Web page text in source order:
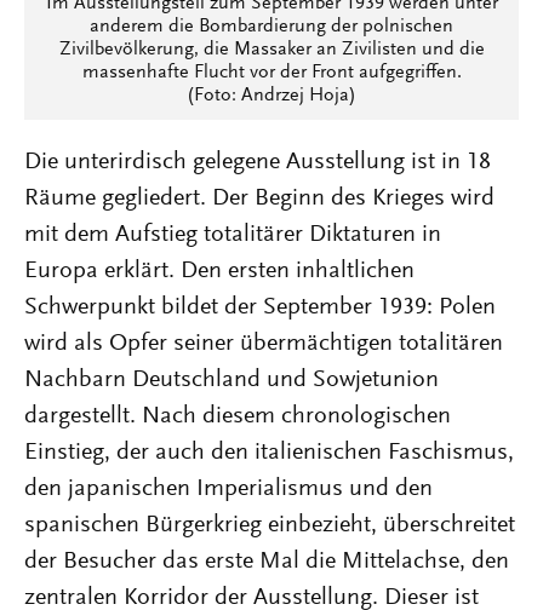
Im Ausstellungsteil zum September 1939 werden unter
anderem die Bombardierung der polnischen
Zivilbevölkerung, die Massaker an Zivilisten und die
massenhafte Flucht vor der Front aufgegriffen.
(Foto: Andrzej Hoja)
Die unterirdisch gelegene Ausstellung ist in 18
Räume gegliedert. Der Beginn des Krieges wird
mit dem Aufstieg totalitärer Diktaturen in
Europa erklärt. Den ersten inhaltlichen
Schwerpunkt bildet der September 1939: Polen
wird als Opfer seiner übermächtigen totalitären
Nachbarn Deutschland und Sowjetunion
dargestellt. Nach diesem chronologischen
Einstieg, der auch den italienischen Faschismus,
den japanischen Imperialismus und den
spanischen Bürgerkrieg einbezieht, überschreitet
der Besucher das erste Mal die Mittelachse, den
zentralen Korridor der Ausstellung. Dieser ist